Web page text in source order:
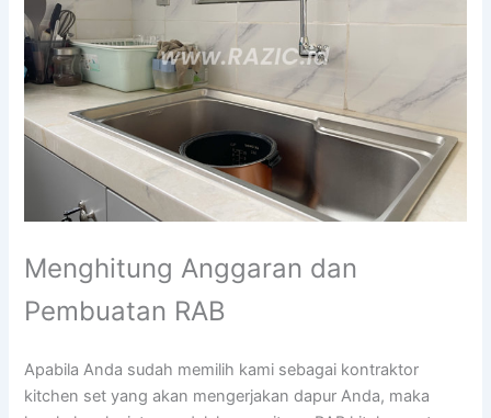
Menghitung Anggaran dan
Pembuatan RAB
Apabila Anda sudah memilih kami sebagai kontraktor
kitchen set yang akan mengerjakan dapur Anda, maka